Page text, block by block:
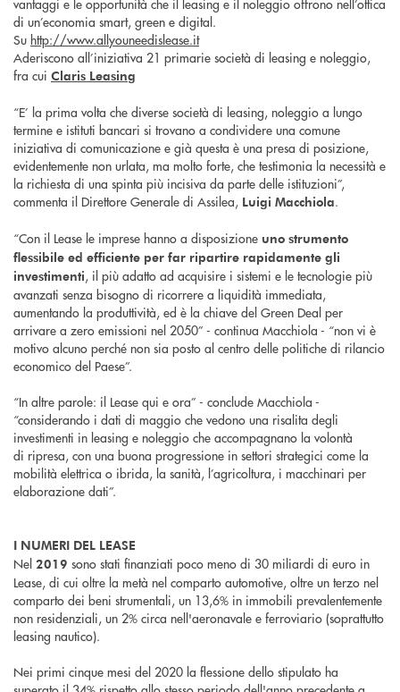
di un’economia smart, green e digital.
Su http://www.allyouneedislease.it
Aderiscono all’iniziativa 21 primarie società di leasing e noleggio,
fra cui Claris Leasing
“E’ la prima volta che diverse società di leasing, noleggio a lungo
termine e istituti bancari si trovano a condividere una comune
iniziativa di comunicazione e già questa è una presa di posizione,
evidentemente non urlata, ma molto forte, che testimonia la necessità e
la richiesta di una spinta più incisiva da parte delle istituzioni”,
commenta il Direttore Generale di Assilea, Luigi Macchiola.
“Con il Lease le imprese hanno a disposizione uno strumento
flessibile ed efficiente per far ripartire rapidamente gli
investimenti, il più adatto ad acquisire i sistemi e le tecnologie più
avanzati senza bisogno di ricorrere a liquidità immediata,
aumentando la produttività, ed è la chiave del Green Deal per
arrivare a zero emissioni nel 2050” - continua Macchiola - “non vi è
motivo alcuno perché non sia posto al centro delle politiche di rilancio
economico del Paese”.
“In altre parole: il Lease qui e ora” - conclude Macchiola -
“considerando i dati di maggio che vedono una risalita degli
investimenti in leasing e noleggio che accompagnano la volontà
di ripresa, con una buona progressione in settori strategici come la
mobilità elettrica o ibrida, la sanità, l’agricoltura, i macchinari per
elaborazione dati”.
I NUMERI DEL LEASE
Nel 2019 sono stati finanziati poco meno di 30 miliardi di euro in
Lease, di cui oltre la metà nel comparto automotive, oltre un terzo nel
comparto dei beni strumentali, un 13,6% in immobili prevalentemente
non residenziali, un 2% circa nell'aeronavale e ferroviario (soprattutto
leasing nautico).
Nei primi cinque mesi del 2020 la flessione dello stipulato ha